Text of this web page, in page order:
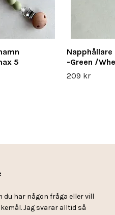
5
Napphållare
-Green /
209 kr
du har någon fråga eller vill
Jag svarar alltid så